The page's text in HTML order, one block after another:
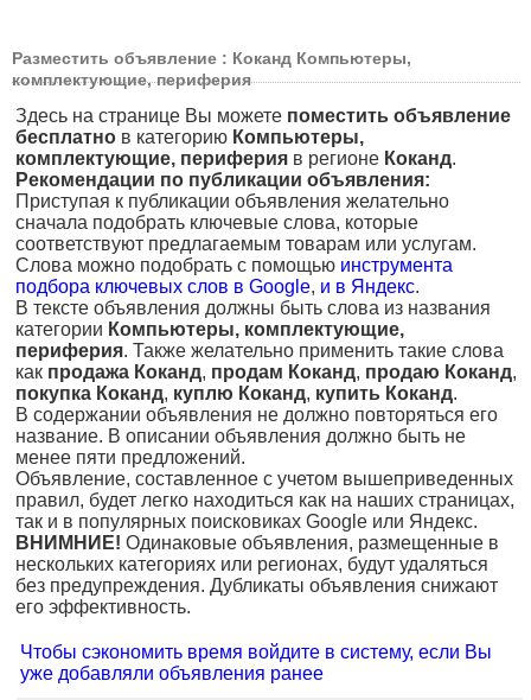
Разместить объявление : Коканд Компьютеры,
комплектующие, периферия
Здесь на странице Вы можете поместить объявление
бесплатно в категорию Компьютеры,
комплектующие, периферия в регионе Коканд.
Рекомендации по публикации объявления:
Приступая к публикации объявления желательно
сначала подобрать ключевые слова, которые
соответствуют предлагаемым товарам или услугам.
Слова можно подобрать с помощью инструмента
подбора ключевых слов в Google, и в Яндекс.
В тексте объявления должны быть слова из названия
категории Компьютеры, комплектующие,
периферия. Также желательно применить такие слова
как продажа Коканд, продам Коканд, продаю Коканд,
покупка Коканд, куплю Коканд, купить Коканд.
В содержании объявления не должно повторяться его
название. В описании объявления должно быть не
менее пяти предложений.
Объявление, составленное с учетом вышеприведенных
правил, будет легко находиться как на наших страницах,
так и в популярных поисковиках Google или Яндекс.
ВНИМНИЕ! Одинаковые объявления, размещенные в
нескольких категориях или регионах, будут удаляться
без предупреждения. Дубликаты объявления снижают
его эффективность.
Чтобы сэкономить время войдите в систему, если Вы
уже добавляли объявления ранее